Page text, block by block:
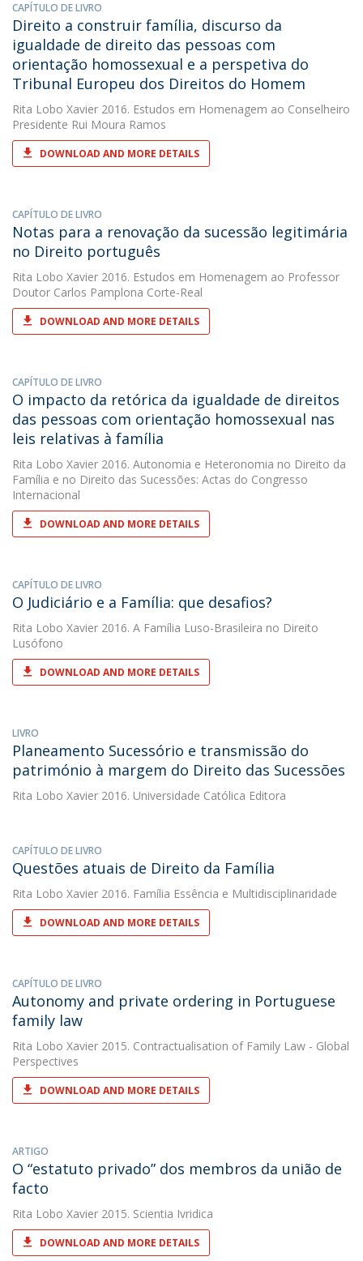
CAPÍTULO DE LIVRO
Direito a construir família, discurso da
igualdade de direito das pessoas com
orientação homossexual e a perspetiva do
Tribunal Europeu dos Direitos do Homem
Rita Lobo Xavier 2016. Estudos em Homenagem ao Conselheiro
Presidente Rui Moura Ramos
DOWNLOAD AND MORE DETAILS
CAPÍTULO DE LIVRO
Notas para a renovação da sucessão legitimária
no Direito português
Rita Lobo Xavier 2016. Estudos em Homenagem ao Professor
Doutor Carlos Pamplona Corte-Real
DOWNLOAD AND MORE DETAILS
CAPÍTULO DE LIVRO
O impacto da retórica da igualdade de direitos
das pessoas com orientação homossexual nas
leis relativas à família
Rita Lobo Xavier 2016. Autonomia e Heteronomia no Direito da
Família e no Direito das Sucessões: Actas do Congresso
Internacional
DOWNLOAD AND MORE DETAILS
CAPÍTULO DE LIVRO
O Judiciário e a Família: que desafios?
Rita Lobo Xavier 2016. A Família Luso-Brasileira no Direito
Lusófono
DOWNLOAD AND MORE DETAILS
LIVRO
Planeamento Sucessório e transmissão do
património à margem do Direito das Sucessões
Rita Lobo Xavier 2016. Universidade Católica Editora
CAPÍTULO DE LIVRO
Questões atuais de Direito da Família
Rita Lobo Xavier 2016. Família Essência e Multidisciplinaridade
DOWNLOAD AND MORE DETAILS
CAPÍTULO DE LIVRO
Autonomy and private ordering in Portuguese
family law
Rita Lobo Xavier 2015. Contractualisation of Family Law - Global
Perspectives
DOWNLOAD AND MORE DETAILS
ARTIGO
O “estatuto privado” dos membros da união de
facto
Rita Lobo Xavier 2015. Scientia Ivridica
DOWNLOAD AND MORE DETAILS